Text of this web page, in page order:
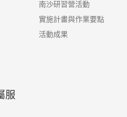
南沙研習營活動
實施計畫與作業要點
活動成果
服